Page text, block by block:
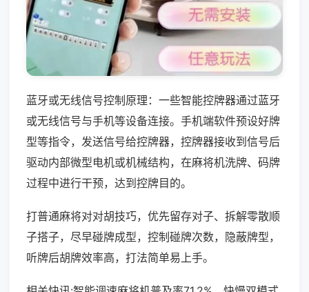
蓝牙或无线信号控制原理：一些智能控牌器通过蓝牙
或无线信号与手机等设备连接。手机端软件预设好牌
型等指令，发送信号给控牌器，控牌器接收到信号后
驱动内部微型电机或机械结构，在麻将机洗牌、码牌
过程中进行干预，达到控牌目的。
打普通麻将对对胡技巧，优先留存对子、拆解零散顺
子搭子，尽早碰牌成型，控制碰牌次数，隐蔽牌型，
听牌后胡牌效率高，打法简单易上手。